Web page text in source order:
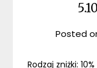
Posted
Rodzaj zniżki: